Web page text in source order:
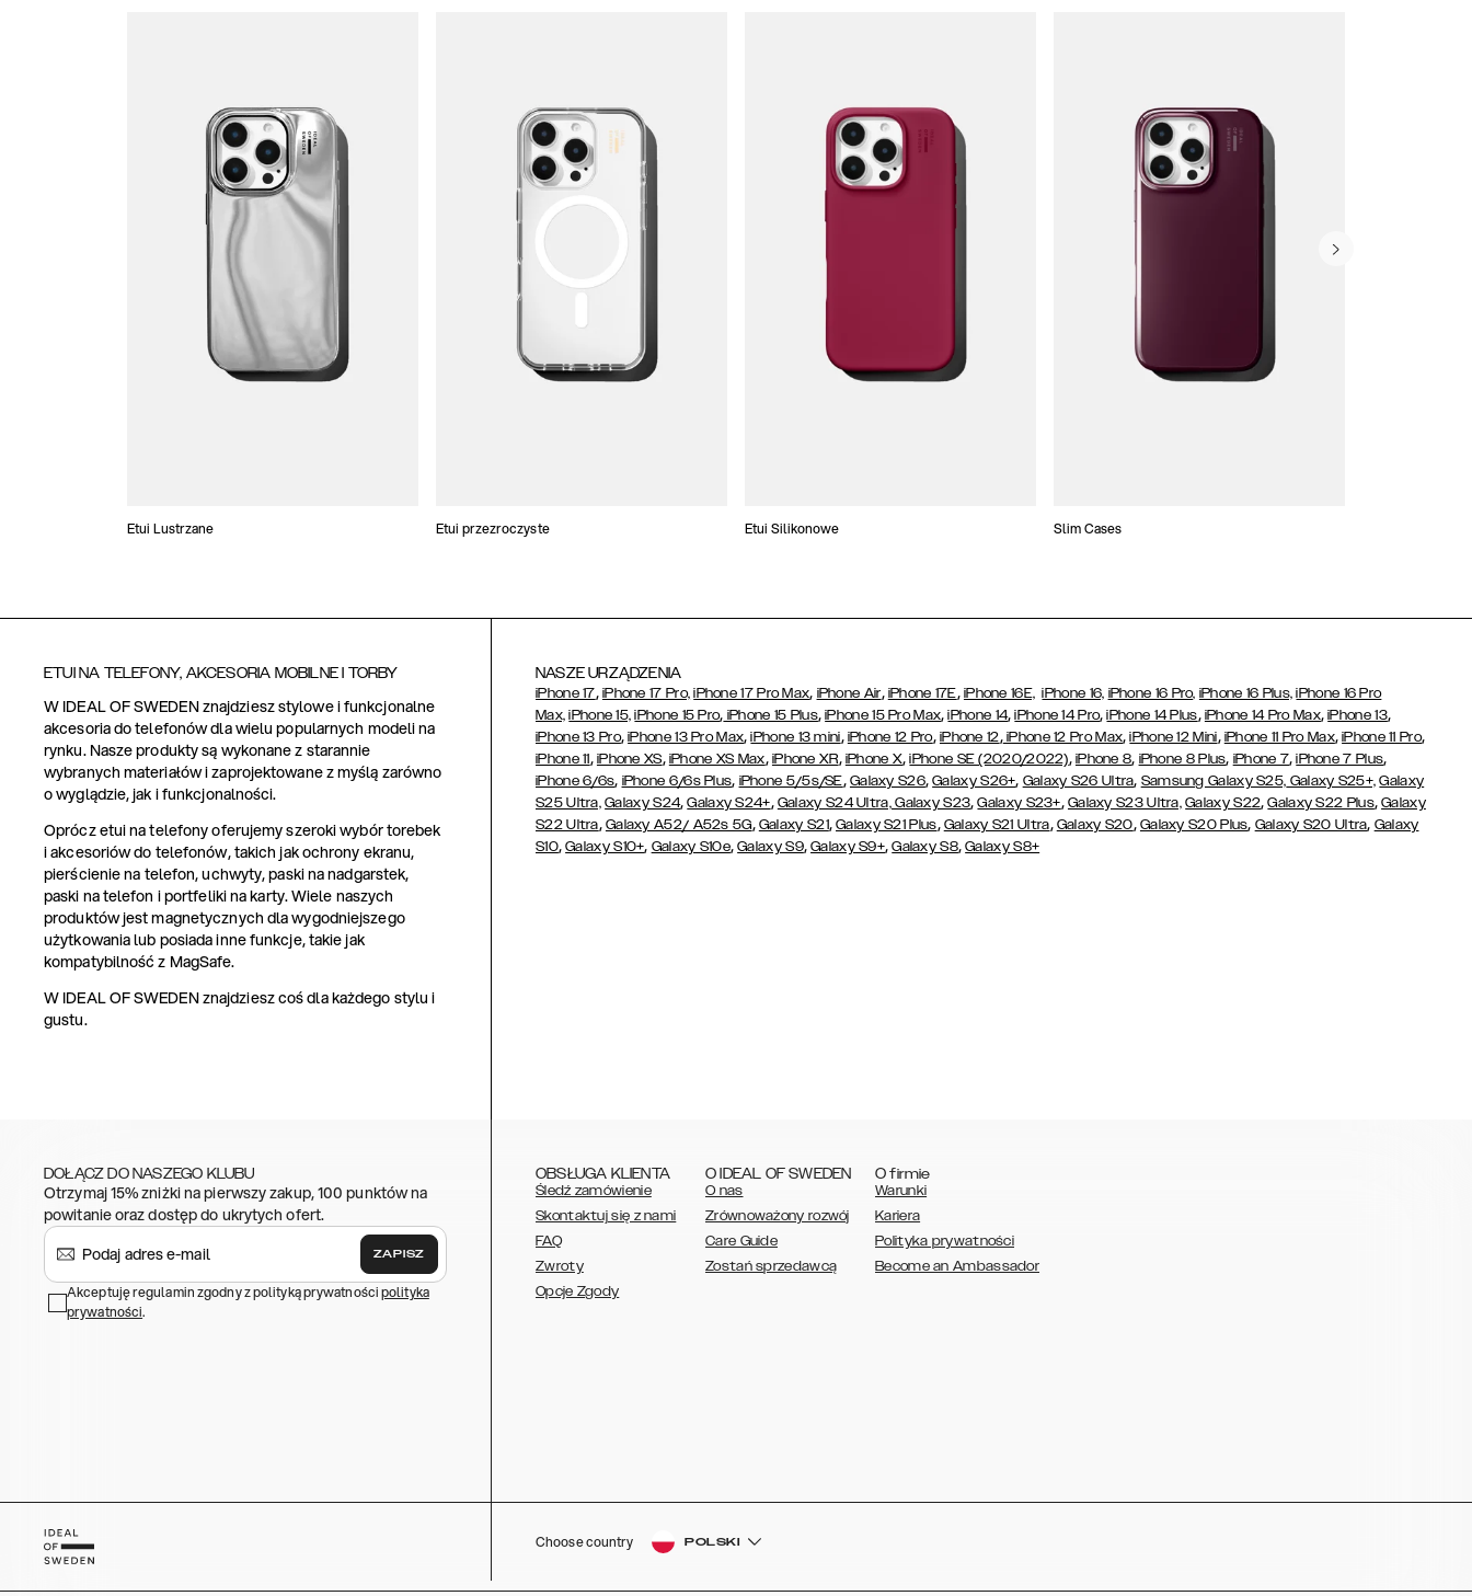
Etui Lustrzane Etui przezroczyste Etui Silikonowe Slim Cases
ETUI NA TELEFONY, AKCESORIA MOBILNE I TORBY
W IDEAL OF SWEDEN znajdziesz stylowe i funkcjonalne
akcesoria do telefonów dla wielu popularnych modeli na
rynku. Nasze produkty są wykonane z starannie
wybranych materiałów i zaprojektowane z myślą zarówno
o wyglądzie, jak i funkcjonalności.
Oprócz etui na telefony oferujemy szeroki wybór torebek
i akcesoriów do telefonów, takich jak ochrony ekranu,
pierścienie na telefon, uchwyty, paski na nadgarstek,
paski na telefon i portfeliki na karty. Wiele naszych
produktów jest magnetycznych dla wygodniejszego
użytkowania lub posiada inne funkcje, takie jak
kompatybilność z MagSafe.
W IDEAL OF SWEDEN znajdziesz coś dla każdego stylu i
gustu.
NASZE URZĄDZENIA
iPhone 17, iPhone 17 Pro, iPhone 17 Pro Max, iPhone Air, iPhone 17E, iPhone 16E, iPhone 16, iPhone 16 Pro, iPhone 16 Plus, iPhone 16 Pro
Max, iPhone 15, iPhone 15 Pro, iPhone 15 Plus,iPhone 15 Pro Max,iPhone 14,iPhone 14 Pro,iPhone 14 Plus, iPhone 14 Pro Max,iPhone 13,
iPhone 13 Pro,iPhone 13 Pro Max,iPhone 13 mini, iPhone 12 Pro, iPhone 12,iPhone 12 Pro Max,iPhone 12 Mini, iPhone 11 Pro Max,iPhone 11 Pro,
iPhone 11, iPhone XS, iPhone XS Max, iPhone XR, iPhone X,iPhone SE (2020/2022), iPhone 8, iPhone 8 Plus, iPhone 7,iPhone 7 Plus,
iPhone 6/6s, iPhone 6/6s Plus, iPhone 5/5s/SE, Galaxy S26,Galaxy S26+, Galaxy S26 Ultra, Samsung Galaxy S25, Galaxy S25+, Galaxy
S25 Ultra, Galaxy S24,Galaxy S24+, Galaxy S24 Ultra,Galaxy S23,Galaxy S23+, Galaxy S23 Ultra, Galaxy S22,Galaxy S22 Plus,Galaxy
S22 Ultra, Galaxy A52/ A52s 5G, Galaxy S21,Galaxy S21 Plus, Galaxy S21 Ultra, Galaxy S20, Galaxy S20 Plus, Galaxy S20 Ultra, Galaxy
S10,Galaxy S10+, Galaxy S10e,Galaxy S9,Galaxy S9+,Galaxy S8,Galaxy S8+
DOŁĄCZ DO NASZEGO KLUBU
Otrzymaj 15% zniżki na pierwszy zakup, 100 punktów na
powitanie oraz dostęp do ukrytych ofert.
ZAPISZ
Akceptuję regulamin zgodny z polityką prywatnościpolityka
prywatności.
OBSŁUGA KLIENTA
Śledź zamówienie
Skontaktuj się z nami
FAQ
Zwroty
Opcje Zgody
O IDEAL OF SWEDEN
O nas
Zrównoważony rozwój
Care Guide
Zostań sprzedawcą
O firmie
Warunki
Kariera
Polityka prywatności
Become an Ambassador
Choose country POLSKI
ESPAÑOL